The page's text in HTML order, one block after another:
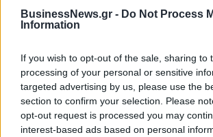
BusinessNews.gr - Do Not Process
Information
If you wish to opt-out of the sale, sharing to
processing of your personal or sensitive
targeted advertising by us, please use the
section to confirm your selection. Please
opt-out request is processed you may
interest-based ads based on personal
Εβδομαδιαία άνοδος 1,76%,
κέρδη 23,31% από τις αρχές
Γιάννης
στη θέση
Media: Με ενίσχυση 8 εκατ. ευρώ σε 451
πρόγραμμα στήριξης- Κάλυψη εισφορών